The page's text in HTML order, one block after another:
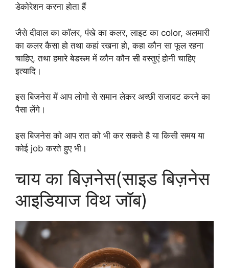
डेकोरेशन करना होता हैं
जैसे दीवाल का कॉलर, पंखे का कलर, लाइट का color, अलमारी
का कलर कैसा हो तथा कहां रखना हो, कहा कौन सा फूल रहना
चाहिए, तथा हमारे बेडरूम में कौन कौन सी वस्तुएं होनी चाहिए
इत्यादि।
इस बिजनेस में आप लोगो से समान लेकर अच्छी सजावट करने का
पैसा लेंगे।
इस बिजनेस को आप रात को भी कर सकते है या किसी समय या
कोई job करते हुए भी।
चाय का बिज़नेस(साइड बिज़नेस
आइडियाज विथ जॉब)